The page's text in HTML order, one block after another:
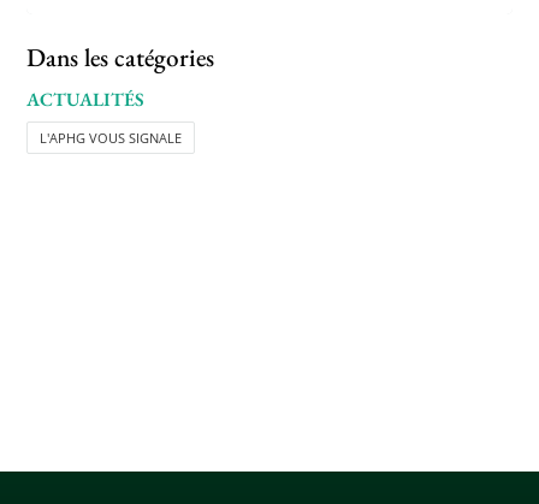
Dans les catégories
ACTUALITÉS
L'APHG VOUS SIGNALE